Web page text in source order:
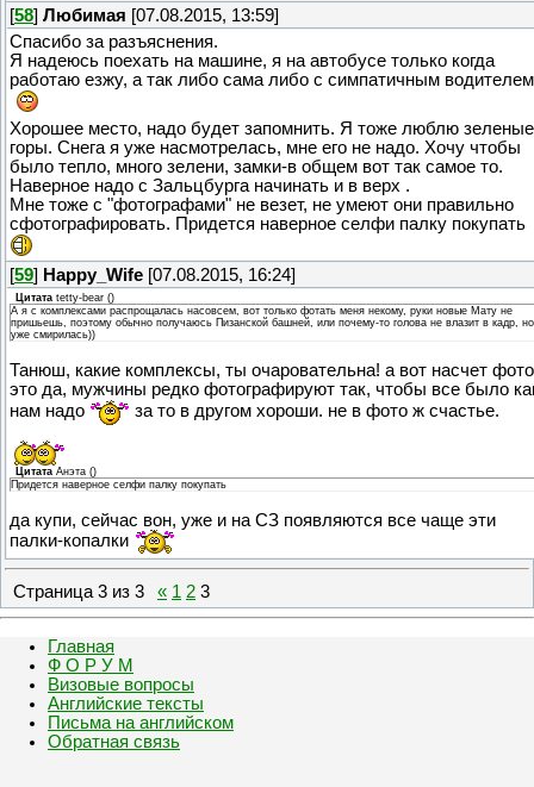
[58] Любимая [07.08.2015, 13:59]
Спасибо за разъяснения.
Я надеюсь поехать на машине, я на автобусе только когда
работаю езжу, а так либо сама либо с симпатичным
Хорошее место, надо будет запомнить. Я тоже люблю зеленые
горы. Снега я уже насмотрелась, мне его не надо. Хочу чтобы
было тепло, много зелени, замки-в общем вот так самое то.
Наверное надо с Зальцбурга начинать и в верх .
Мне тоже с "фотографами" не везет, не умеют они правильно
сфотографировать. Придется наверное селфи палку покупать
[59] Happy_Wife [07.08.2015, 16:24]
Цитата tetty-bear ()
А я с комплексами распрощалась насовсем, вот только фотать меня некому, руки новые Мату не
пришьешь, поэтому обычно получаюсь Пизанской башней, или почему-то голова не влазит в кадр, но
уже смирилась))
Танюш, какие комплексы, ты очаровательна! а вот насчет фото
это да, мужчины редко фотографируют так, чтобы все было
нам надо
за то в другом хороши. не в фото ж счастье.
Цитата Анэта ()
Придется наверное селфи палку покупать
да купи, сейчас вон, уже и на СЗ появляются все чаще эти
палки-копалки
Страница 3 из 3 « 1 2 3
Главная
Ф О Р У М
Визовые вопросы
Английские тексты
Письма на английском
Обратная связь